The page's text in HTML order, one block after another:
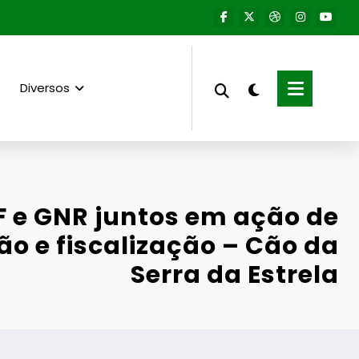
Diversos
e GNR juntos em ação de
e fiscalização – Cão da
Serra da Estrela